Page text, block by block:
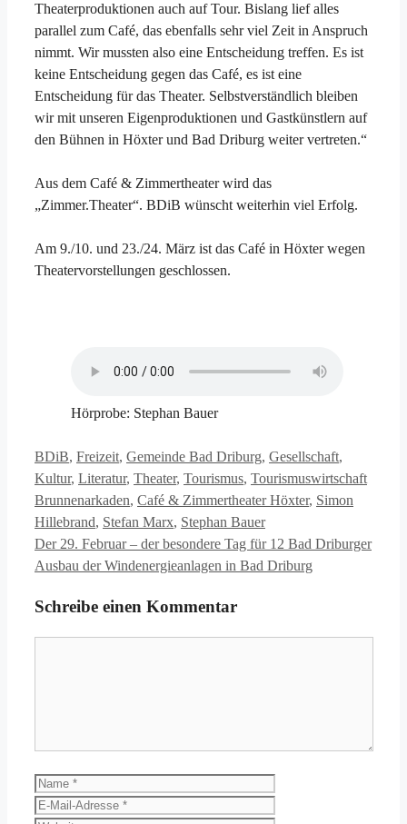
Theaterproduktionen auch auf Tour. Bislang lief alles
parallel zum Café, das ebenfalls sehr viel Zeit in Anspruch
nimmt. Wir mussten also eine Entscheidung treffen. Es ist
keine Entscheidung gegen das Café, es ist eine
Entscheidung für das Theater. Selbstverständlich bleiben
wir mit unseren Eigenproduktionen und Gastkünstlern auf
den Bühnen in Höxter und Bad Driburg weiter vertreten.“
Aus dem Café & Zimmertheater wird das
„Zimmer.Theater“. BDiB wünscht weiterhin viel Erfolg.
Am 9./10. und 23./24. März ist das Café in Höxter wegen
Theatervorstellungen geschlossen.
Hörprobe: Stephan Bauer
Kategorien
BDiB, Freizeit, Gemeinde Bad Driburg, Gesellschaft,
Kultur, Literatur, Theater, Tourismus, Tourismuswirtschaft
Brunnenarkaden, Café & Zimmertheater Höxter, Simon
Hillebrand, Stefan Marx, Stephan Bauer
Der 29. Februar – der besondere Tag für 12 Bad Driburger
Ausbau der Windenergieanlagen in Bad Driburg
Schreibe einen Kommentar
Name